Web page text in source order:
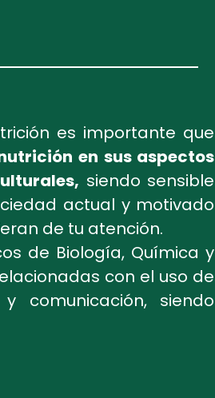
es importante que
en sus aspectos
siendo sensible
actual y motivado
de tu atención.
de Biología, Química y
con el uso de
comunicación, siendo